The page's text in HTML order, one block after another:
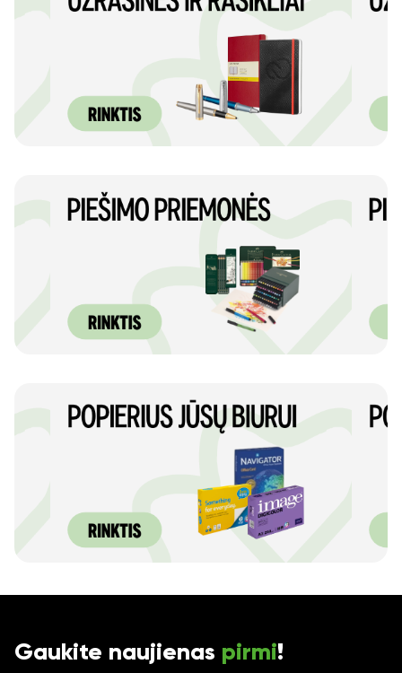
Gaukite naujienas pirmi!